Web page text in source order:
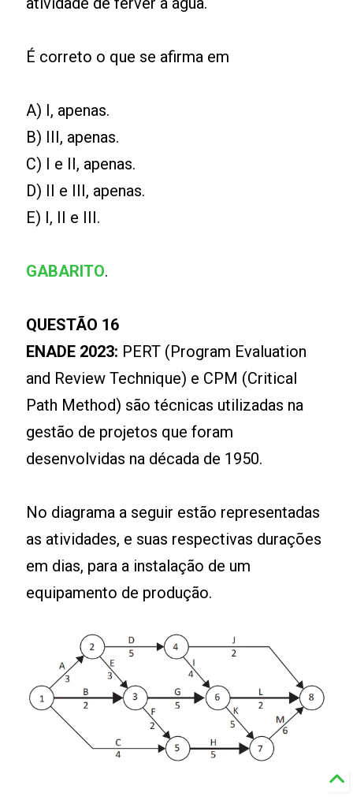
É correto o que se afirma em
A) I, apenas.
B) III, apenas.
C) I e II, apenas.
D) II e III, apenas.
E) I, II e III.
GABARITO.
QUESTÃO 16
ENADE 2023: PERT (Program Evaluation
and Review Technique) e CPM (Critical
Path Method) são técnicas utilizadas na
gestão de projetos que foram
desenvolvidas na década de 1950.
No diagrama a seguir estão representadas
as atividades, e suas respectivas durações
em dias, para a instalação de um
equipamento de produção.